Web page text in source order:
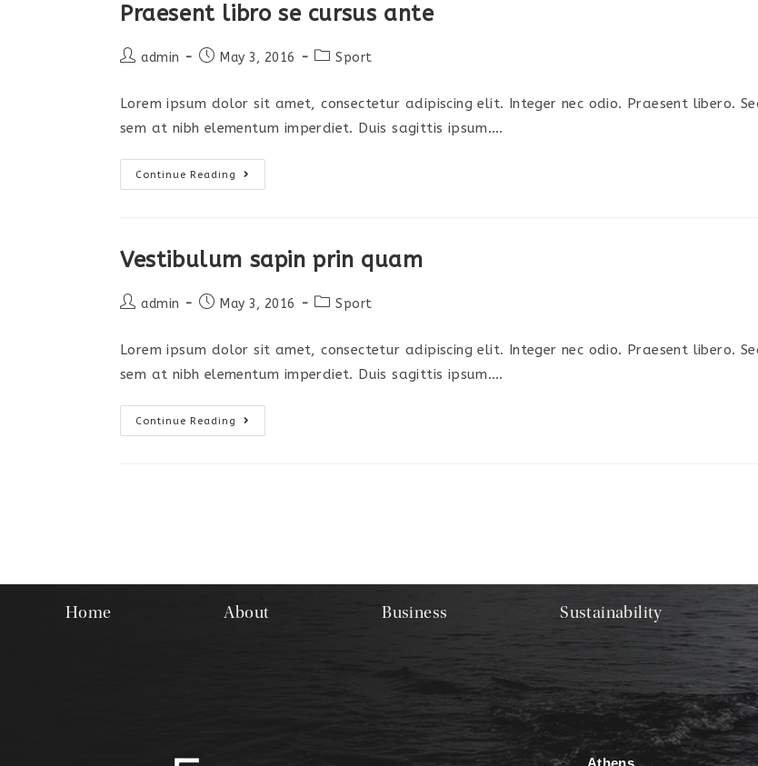
Praesent libro se cursus ante
admin May 3, 2016 Sport
Lorem ipsum dolor sit amet, consectetur adipiscing elit. Integer nec odio. Praesent libero.
sem at nibh elementum imperdiet. Duis sagittis ipsum.…
Continue Reading
Vestibulum sapin prin quam
admin May 3, 2016 Sport
Lorem ipsum dolor sit amet, consectetur adipiscing elit. Integer nec odio. Praesent libero.
sem at nibh elementum imperdiet. Duis sagittis ipsum.…
Continue Reading
Home About Business Sustainability
Athens